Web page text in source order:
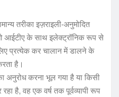
तरीका इज़राइली-अनुमोदित
आईटीए के साथ इलेक्ट्रॉनिक रूप से
प्रत्येक कर चालान में डालने के
है।
करना भूल गया है या किसी
है, वह एक वर्ष तक पूर्वव्यापी रूप